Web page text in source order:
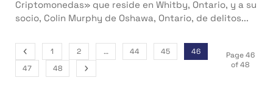
Criptomonedas» que reside en Whitby, Ontario, y a su
socio, Colin Murphy de Oshawa, Ontario, de delitos...
1 2 … 44 45
46
47
48
Page 46
of 48